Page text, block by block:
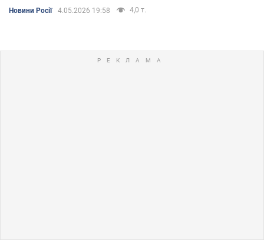
Новини Росії 4.05.2026 19:58 4,0 т.